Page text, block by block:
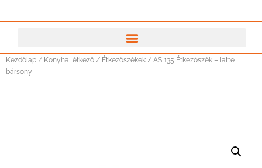
Kezdőlap / Konyha, étkező / Étkezőszékek / AS 135 Étkezőszék – latte
bársony